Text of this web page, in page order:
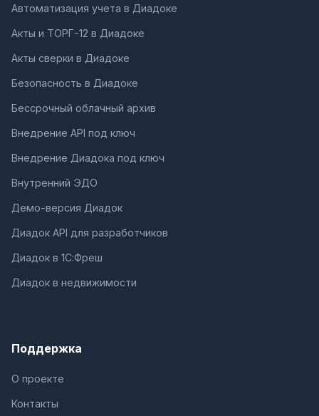
Автоматизация учета в Диадоке
Акты и ТОРГ-12 в Диадоке
Акты сверки в Диадоке
Безопасность в Диадоке
Бессрочный облачный архив
Внедрение API под ключ
Внедрение Диадока под ключ
Внутренний ЭДО
Демо-версия Диадок
Диадок API для разработчиков
Диадок в 1С:Фреш
Диадок в недвижимости
Поддержка
О проекте
Контакты